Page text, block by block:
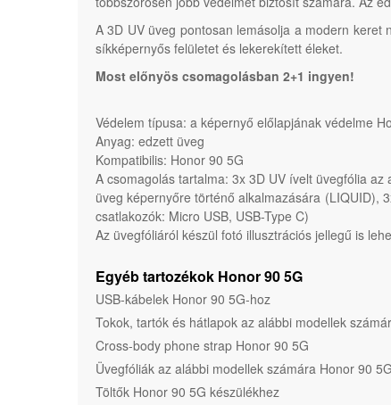
A 3D UV üveg pontosan lemásolja a modern
síkképernyős felületet és lekerekített éleket.
Most előnyös csomagolásban 2+1 ingyen!
Védelem típusa: a képernyő előlapjának védelme
Anyag: edzett üveg
Kompatibilis: Honor 90 5G
A csomagolás tartalma: 3x 3D UV ívelt üvegfólia
üveg képernyőre történő alkalmazására (LIQUID),
csatlakozók: Micro USB, USB-Type C)
Az üvegfóliáról készül fotó illusztrációs jellegű is
Egyéb tartozékok Honor 90 5G
USB-kábelek Honor 90 5G-hoz
Tokok, tartók és hátlapok az alábbi modellek
Cross-body phone strap Honor 90 5G
Üvegfóliák az alábbi modellek számára Honor 90 5G
Töltők Honor 90 5G készülékhez